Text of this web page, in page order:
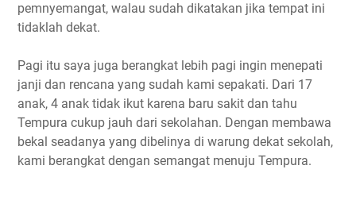
pemnyemangat, walau sudah dikatakan jika tempat ini
tidaklah dekat.
Pagi itu saya juga berangkat lebih pagi ingin menepati
janji dan rencana yang sudah kami sepakati. Dari 17
anak, 4 anak tidak ikut karena baru sakit dan tahu
Tempura cukup jauh dari sekolahan. Dengan membawa
bekal seadanya yang dibelinya di warung dekat sekolah,
kami berangkat dengan semangat menuju Tempura.